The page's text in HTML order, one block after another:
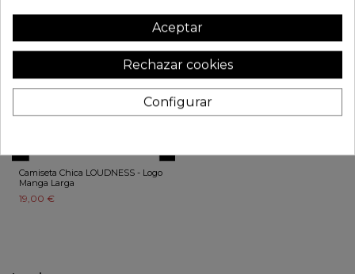
Camiseta Chica LOUDNESS - Logo
Manga Larga
19,00 €
Aceptar
Rechazar cookies
Configurar